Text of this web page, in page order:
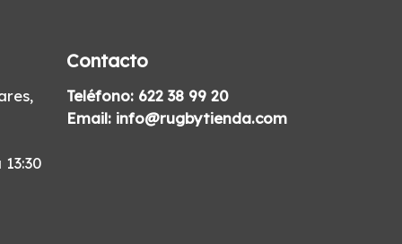
Contacto
Teléfono: 622 38 99 20
Email: info@rugbytienda.com